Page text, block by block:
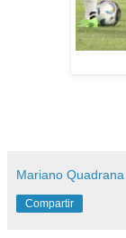
Mariano Quadrana
Compartir